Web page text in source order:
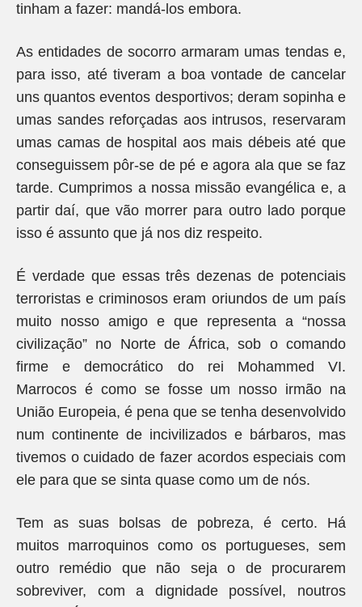
tinham a fazer: mandá-los embora.
As entidades de socorro armaram umas tendas e,
para isso, até tiveram a boa vontade de cancelar
uns quantos eventos desportivos; deram sopinha e
umas sandes reforçadas aos intrusos, reservaram
umas camas de hospital aos mais débeis até que
conseguissem pôr-se de pé e agora ala que se faz
tarde. Cumprimos a nossa missão evangélica e, a
partir daí, que vão morrer para outro lado porque
isso é assunto que já nos diz respeito.
É verdade que essas três dezenas de potenciais
terroristas e criminosos eram oriundos de um país
muito nosso amigo e que representa a “nossa
civilização” no Norte de África, sob o comando
firme e democrático do rei Mohammed VI.
Marrocos é como se fosse um nosso irmão na
União Europeia, é pena que se tenha desenvolvido
num continente de incivilizados e bárbaros, mas
tivemos o cuidado de fazer acordos especiais com
ele para que se sinta quase como um de nós.
Tem as suas bolsas de pobreza, é certo. Há
muitos marroquinos como os portugueses, sem
outro remédio que não seja o de procurarem
sobreviver, com a dignidade possível, noutros